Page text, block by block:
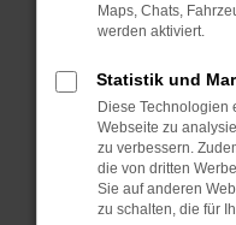
4,3 von 5
Maps, Chats,
werden aktiviert.
Statistik und
Diese Technologien
Webseite zu
zu verbessern.
die von dritten
Sie auf anderen
zu schalten, die für